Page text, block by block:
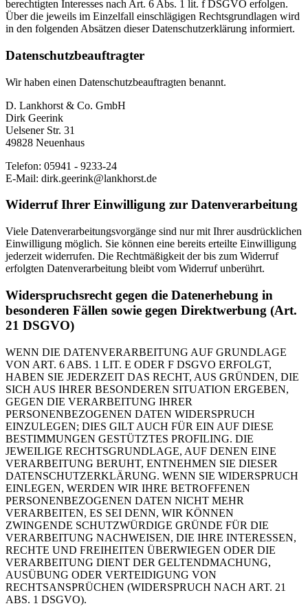
berechtigten Interesses nach Art. 6 Abs. 1 lit. f DSGVO erfolgen.
Über die jeweils im Einzelfall einschlägigen Rechtsgrundlagen wird
in den folgenden Absätzen dieser Datenschutzerklärung informiert.
Datenschutz­beauftragter
Wir haben einen Datenschutzbeauftragten benannt.
D. Lankhorst & Co. GmbH
Dirk Geerink
Uelsener Str. 31
49828 Neuenhaus
Telefon: 05941 - 9233-24
E-Mail: dirk.geerink@lankhorst.de
Widerruf Ihrer Einwilligung zur Datenverarbeitung
Viele Datenverarbeitungsvorgänge sind nur mit Ihrer ausdrücklichen
Einwilligung möglich. Sie können eine bereits erteilte Einwilligung
jederzeit widerrufen. Die Rechtmäßigkeit der bis zum Widerruf
erfolgten Datenverarbeitung bleibt vom Widerruf unberührt.
Widerspruchsrecht gegen die Datenerhebung in
besonderen Fällen sowie gegen Direktwerbung (Art.
21 DSGVO)
WENN DIE DATENVERARBEITUNG AUF GRUNDLAGE
VON ART. 6 ABS. 1 LIT. E ODER F DSGVO ERFOLGT,
HABEN SIE JEDERZEIT DAS RECHT, AUS GRÜNDEN, DIE
SICH AUS IHRER BESONDEREN SITUATION ERGEBEN,
GEGEN DIE VERARBEITUNG IHRER
PERSONENBEZOGENEN DATEN WIDERSPRUCH
EINZULEGEN; DIES GILT AUCH FÜR EIN AUF DIESE
BESTIMMUNGEN GESTÜTZTES PROFILING. DIE
JEWEILIGE RECHTSGRUNDLAGE, AUF DENEN EINE
VERARBEITUNG BERUHT, ENTNEHMEN SIE DIESER
DATENSCHUTZERKLÄRUNG. WENN SIE WIDERSPRUCH
EINLEGEN, WERDEN WIR IHRE BETROFFENEN
PERSONENBEZOGENEN DATEN NICHT MEHR
VERARBEITEN, ES SEI DENN, WIR KÖNNEN
ZWINGENDE SCHUTZWÜRDIGE GRÜNDE FÜR DIE
VERARBEITUNG NACHWEISEN, DIE IHRE INTERESSEN,
RECHTE UND FREIHEITEN ÜBERWIEGEN ODER DIE
VERARBEITUNG DIENT DER GELTENDMACHUNG,
AUSÜBUNG ODER VERTEIDIGUNG VON
RECHTSANSPRÜCHEN (WIDERSPRUCH NACH ART. 21
ABS. 1 DSGVO).